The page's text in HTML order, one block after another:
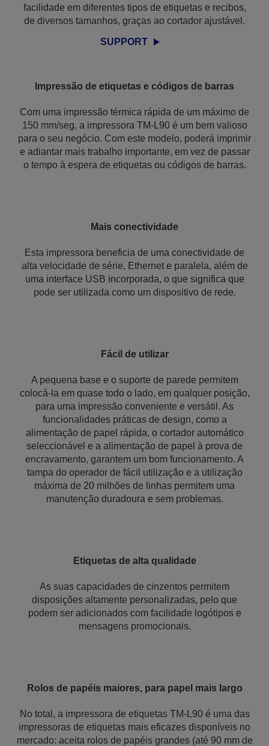
facilidade em diferentes tipos de etiquetas e recibos,
de diversos tamanhos, graças ao cortador ajustável.
SUPPORT
Impressão de etiquetas e códigos de barras
Com uma impressão térmica rápida de um máximo de
150 mm/seg, a impressora TM-L90 é um bem valioso
para o seu negócio. Com este modelo, poderá imprimir
e adiantar mais trabalho importante, em vez de passar
o tempo à espera de etiquetas ou códigos de barras.
Mais conectividade
Esta impressora beneficia de uma conectividade de
alta velocidade de série, Ethernet e paralela, além de
uma interface USB incorporada, o que significa que
pode ser utilizada como um dispositivo de rede.
Fácil de utilizar
A pequena base e o suporte de parede permitem
colocá-la em quase todo o lado, em qualquer posição,
para uma impressão conveniente e versátil. As
funcionalidades práticas de design, como a
alimentação de papel rápida, o cortador automático
seleccionável e a alimentação de papel à prova de
encravamento, garantem um bom funcionamento. A
tampa do operador de fácil utilização e a utilização
máxima de 20 milhões de linhas permitem uma
manutenção duradoura e sem problemas.
Etiquetas de alta qualidade
As suas capacidades de cinzentos permitem
disposições altamente personalizadas, pelo que
podem ser adicionados com facilidade logótipos e
mensagens promocionais.
Rolos de papéis maiores, para papel mais largo
No total, a impressora de etiquetas TM-L90 é uma das
impressoras de etiquetas mais eficazes disponíveis no
mercado: aceita rolos de papéis grandes (até 90 mm de